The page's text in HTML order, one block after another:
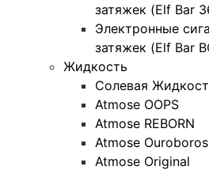
затяжек (Elf Bar
Электронные
затяжек (Elf Bar
Жидкость
Солевая
Atmose OOPS
Atmose REBORN
Atmose
Atmose Original